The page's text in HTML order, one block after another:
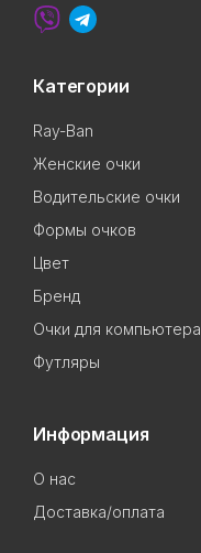
Категории
Ray-Ban
Женские очки
Водительские очки
Формы очков
Цвет
Бренд
Очки для компьютера
Футляры
Информация
О нас
Доставка/оплата